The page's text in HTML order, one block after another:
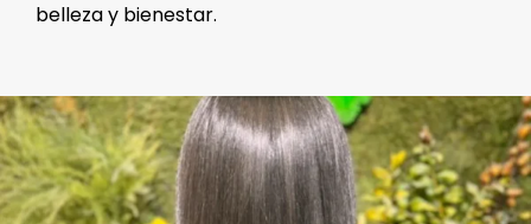
belleza y bienestar.